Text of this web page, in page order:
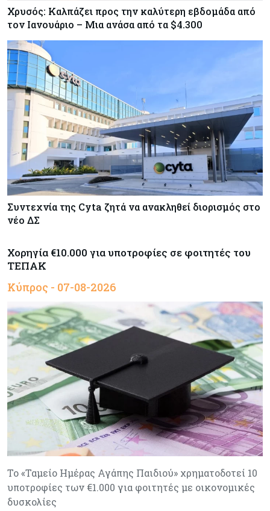
Χρυσός: Καλπάζει προς την καλύτερη εβδομάδα από
τον Ιανουάριο – Μια ανάσα από τα $4.300
Συντεχνία της Cyta ζητά να ανακληθεί διορισμός στο
νέο ΔΣ
Χορηγία €10.000 για υποτροφίες σε φοιτητές του
ΤΕΠΑΚ
Κύπρος - 07-08-2026
Το «Ταμείο Ημέρας Αγάπης Παιδιού» χρηματοδοτεί 10
υποτροφίες των €1.000 για φοιτητές με οικονομικές
δυσκολίες